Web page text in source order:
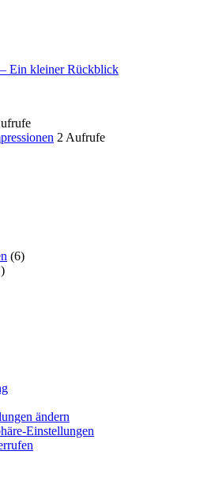
Ein kleiner Rückblick
2 Aufrufe
(6)
ändern
Einstellungen